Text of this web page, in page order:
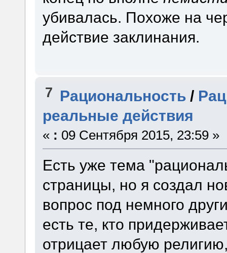
убивалась. Похоже на
действие заклинания.
7 Рациональность /
реальные действия
« : 09 Сентября 2015, 23:59 »
Есть уже тема
страницы, но я создал
вопрос под немного
есть те, кто
отрицает любую